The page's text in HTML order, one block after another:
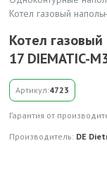
Котел газовый
Котел
17 DIEMATIC-
Артикул:4723
Гарантия от
Производитель: DE